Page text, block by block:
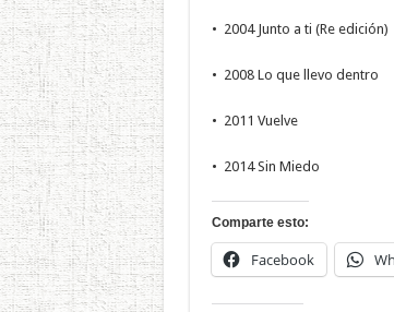
• 2004 Junto a ti (Re edición)
• 2008 Lo que llevo dentro
• 2011 Vuelve
• 2014 Sin Miedo
Comparte esto:
Facebook